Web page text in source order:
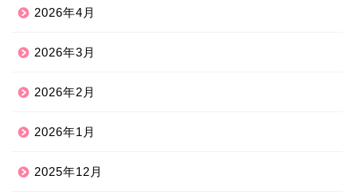
2026年4月
2026年3月
2026年2月
2026年1月
2025年12月